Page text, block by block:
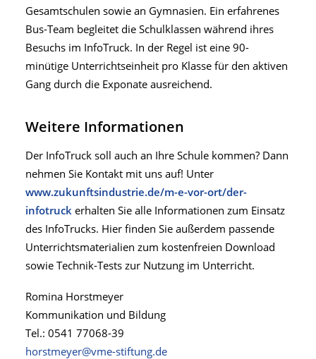
Gesamtschulen sowie an Gymnasien. Ein erfahrenes
Bus-Team begleitet die Schulklassen während ihres
Besuchs im InfoTruck. In der Regel ist eine 90-
minütige Unterrichtseinheit pro Klasse für den aktiven
Gang durch die Exponate ausreichend.
Weitere Informationen
Der InfoTruck soll auch an Ihre Schule kommen? Dann
nehmen Sie Kontakt mit uns auf! Unter
www.zukunftsindustrie.de/m-e-vor-ort/der-
infotruck erhalten Sie alle Informationen zum Einsatz
des InfoTrucks. Hier finden Sie außerdem passende
Unterrichtsmaterialien zum kostenfreien Download
sowie Technik-Tests zur Nutzung im Unterricht.
Romina Horstmeyer
Kommunikation und Bildung
Tel.: 0541 77068-39
horstmeyer@vme-stiftung.de